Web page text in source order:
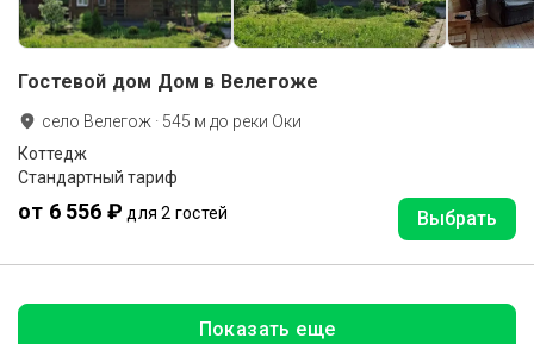
Гостевой дом Дом в Велегоже
село Велегож · 545 м до реки Оки
Коттедж
Стандартный тариф
от 6 556 ₽ для 2 гостей Выбрать
Показать еще